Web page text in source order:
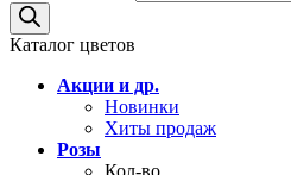
Каталог цветов
Акции и др.
Новинки
Хиты продаж
Розы
Кол-во